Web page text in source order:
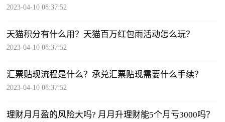
2023-04-10 08:37:52
天猫积分有什么用？天猫百万红包雨活动怎么玩？
2023-04-10 08:37:52
汇票贴现流程是什么？承兑汇票贴现需要什么手续？
2023-04-10 08:37:52
理财月月盈的风险大吗? 月月升理财能5个月亏3000吗？